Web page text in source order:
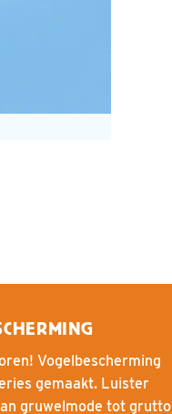
Vogelbescherming
gemaakt. Luister
gruwelmode tot grutto